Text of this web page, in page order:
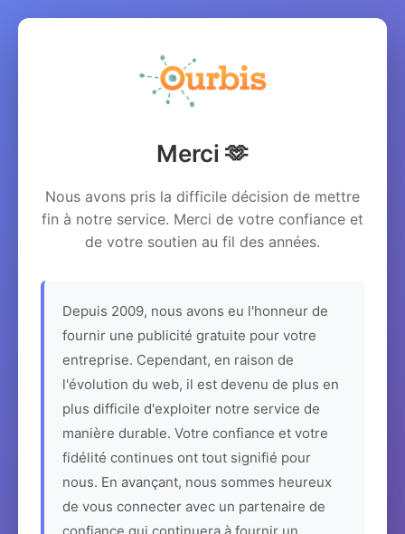
Merci 🫶
Nous avons pris la difficile décision de mettre
fin à notre service. Merci de votre confiance et
de votre soutien au fil des années.
Depuis 2009, nous avons eu l'honneur de
fournir une publicité gratuite pour votre
entreprise. Cependant, en raison de
l'évolution du web, il est devenu de plus en
plus difficile d'exploiter notre service de
manière durable. Votre confiance et votre
fidélité continues ont tout signifié pour
nous. En avançant, nous sommes heureux
de vous connecter avec un partenaire de